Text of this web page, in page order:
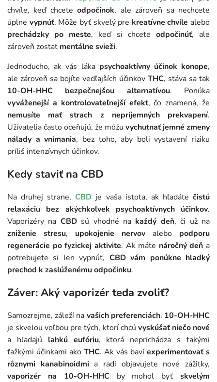
chvíle, keď chceteodpočinok, ale zároveň sa nechcete
úplne vypnúť. Môže byť skvelý pre kreatívne chvíle alebo
prechádzky po meste, keď si chcete odpočinúť, ale
zároveň zostať mentálne svieži.
Jednoducho, ak vás láka psychoaktívny účinok konope,
ale zároveň sa bojíte vedľajších účinkov THC, stáva sa tak
10-OH-HHC bezpečnejšou alternatívou. Ponúka
vyváženejší a kontrolovateľnejší efekt, čo znamená, že
nemusíte mať strach z nepríjemných prekvapení.
Užívatelia často oceňujú, že môžu vychutnať jemné zmeny
nálady a vnímania, bez toho, aby boli vystavení riziku
príliš intenzívnych účinkov.
Kedy staviť na CBD
Na druhej strane, CBD je vaša istota, ak hľadátečistú
relaxáciu bez akýchkoľvek psychoaktívnych účinkov.
Vaporizéry na CBDsú vhodné na každý deň, či už na
zniženie stresu, upokojenie nervov alebo podporu
regenerácie po fyzickej aktivite. Ak máte náročný deň a
potrebujete si len vypnúť, CBD vám ponúkne hladký
prechod k zaslúženému odpočinku.
Záver: Aký vaporizér teda zvoliť?
Samozrejme, záleží na vašich preferenciách. 10-OH-HHC
je skvelou voľbou pre tých, ktorí chcú vyskúšať niečo nové
a hľadajú ľahkú eufóriu, ktorá neprichádza s takými
ťažkými účinkami ako THC. Ak vás baví experimentovať s
rôznymi kanabinoidmia radi objavujete nové zážitky,
vaporizér na 10-OH-HHCby mohol byťskvelým